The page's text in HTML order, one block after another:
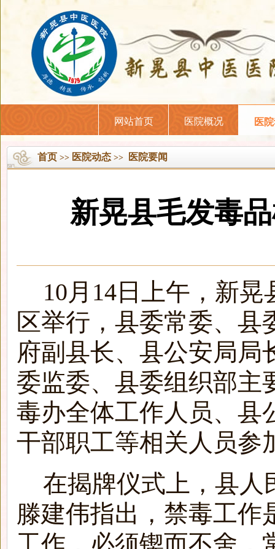
网站首页 医院概况 医
首页 >> 医院动态 >> 医院要闻
新晃县毛发毒
10月 14日上午，新晃
区举行，县委常委、
府副县长、县公安局局
委监委、县委组织部主
毒办全体工作人员、县
干部职工等相关人员参
在揭牌仪式上，县人
滕建伟指出，禁毒工作